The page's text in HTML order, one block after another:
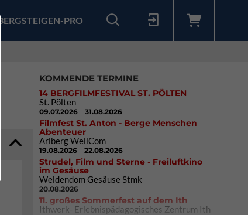
BERGSTEIGEN-PRO
KOMMENDE TERMINE
14 BERGFILMFESTIVAL ST. PÖLTEN
St. Pölten
09.07.2026 31.08.2026
Filmfest St. Anton - Berge Menschen
Abenteuer
Arlberg WellCom
19.08.2026 22.08.2026
Strudel, Film und Sterne - Freiluftkino
im Gesäuse
Weidendom Gesäuse Stmk
20.08.2026
11. großes Sommerfest auf dem Ith
Ithwerk- Erlebnispädagogisches Zentrum Ith